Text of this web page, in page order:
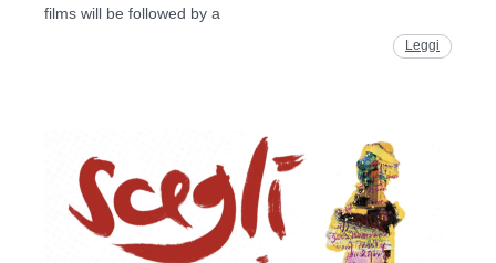
films will be followed by a
Leggi